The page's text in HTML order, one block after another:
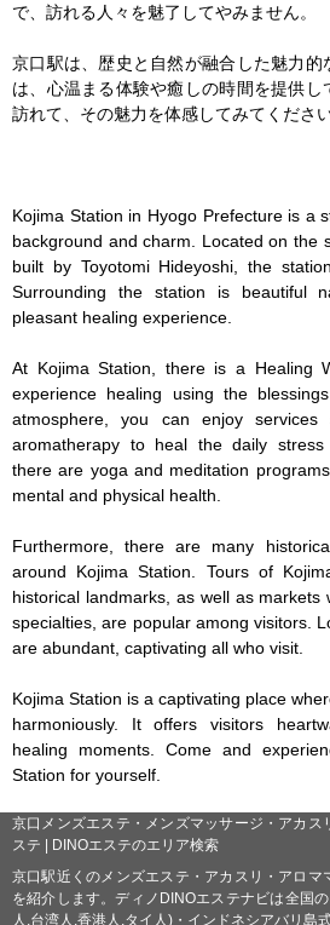
で、訪れる人々を魅了してやみません。
京口駅は、歴史と自然が融合した魅力的
は、心温まる体験や癒しの時間を提供
訪れて、その魅力を体感してみてください
Kojima Station in Hyogo Prefecture is a
background and charm. Located on the
built by Toyotomi Hideyoshi, the
Surrounding the station is beautiful
pleasant healing experience.
At Kojima Station, there is a Healing
experience healing using the
atmosphere, you can enjoy
aromatherapy to heal the daily stress
there are yoga and meditation
mental and physical health.
Furthermore, there are many
around Kojima Station. Tours of
historical landmarks, as well as
specialties, are popular among visitors.
are abundant, captivating all who visit.
Kojima Station is a captivating place
harmoniously. It offers visitors
healing moments. Come and
Station for yourself.
京口メンズエステ・メンズマッサージ・アカス
ステ | DINOエステのエリア検索
京口駅近くのメンズエステ・アカスリ・アロマ
を紹介します。ディノDINOエステナビは全国
人,台湾人,香港人,タイ人)・インドネシアバリ島